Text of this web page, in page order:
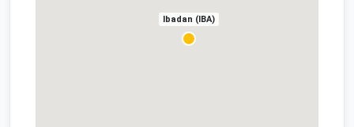
Ibadan (IBA)